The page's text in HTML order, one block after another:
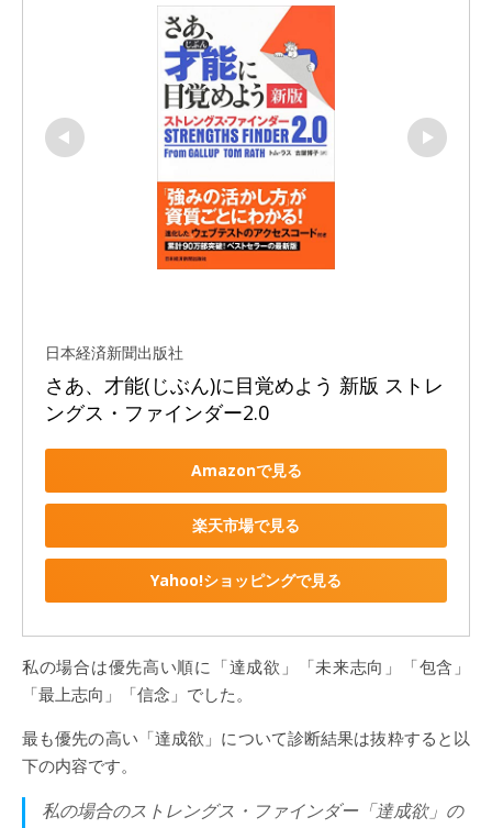
日本経済新聞出版社
さあ、才能(じぶん)に目覚めよう 新版 ストレ
ングス・ファインダー2.0
Amazonで見る
楽天市場で見る
Yahoo!ショッピングで見る
私の場合は優先高い順に「達成欲」「未来志向」「包含」
「最上志向」「信念」でした。
最も優先の高い「達成欲」について診断結果は抜粋すると以
下の内容です。
私の場合のストレングス・ファインダー「達成欲」の